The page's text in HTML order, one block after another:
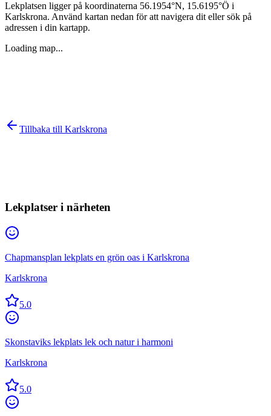
Lekplatsen ligger på koordinaterna 56.1954°N, 15.6195°Ö i
Karlskrona. Använd kartan nedan för att navigera dit eller sök på
adressen i din kartapp.
Loading map...
Tillbaka till Karlskrona
Lekplatser i närheten
Chapmansplan lekplats en grön oas i Karlskrona
Karlskrona
5.0
Skonstaviks lekplats lek och natur i harmoni
Karlskrona
5.0